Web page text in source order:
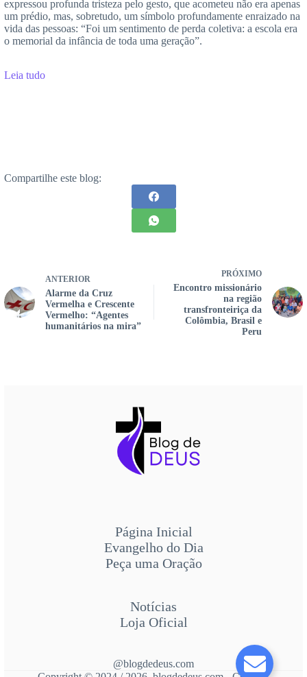
expressou profunda tristeza pelo gesto, que acometeu não era apenas
um prédio, mas, sobretudo, um símbolo profundamente enraizado na
vida das pessoas: “Foi um sentimento de perda coletiva: a escola era
o memorial da infância de toda uma geração”.
Leia tudo
Compartilhe este blog:
ANTERIOR
Alarme da Cruz
Vermelha e Crescente
Vermelho: “Agentes
humanitários na mira”
PRÓXIMO
Encontro missionário
na região
transfronteiriça da
Colômbia, Brasil e
Peru
Página Inicial
Evangelho do Dia
Peça uma Oração
Notícias
Loja Oficial
@blogdedeus.com